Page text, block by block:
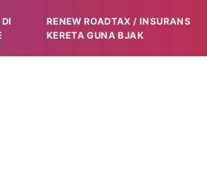
RENEW ROADTAX / INSURANS
KERETA GUNA BJAK